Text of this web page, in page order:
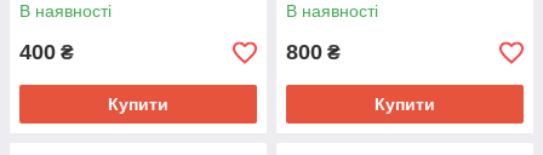
В наявності
400 ₴
Купити
В наявності
800 ₴
Купити